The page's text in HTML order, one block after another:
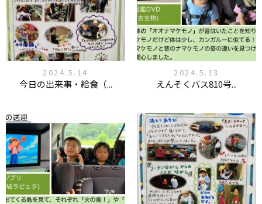
2024.5.14
今日の出来事・給食（...
2024.5.13
えんそくバス810号...